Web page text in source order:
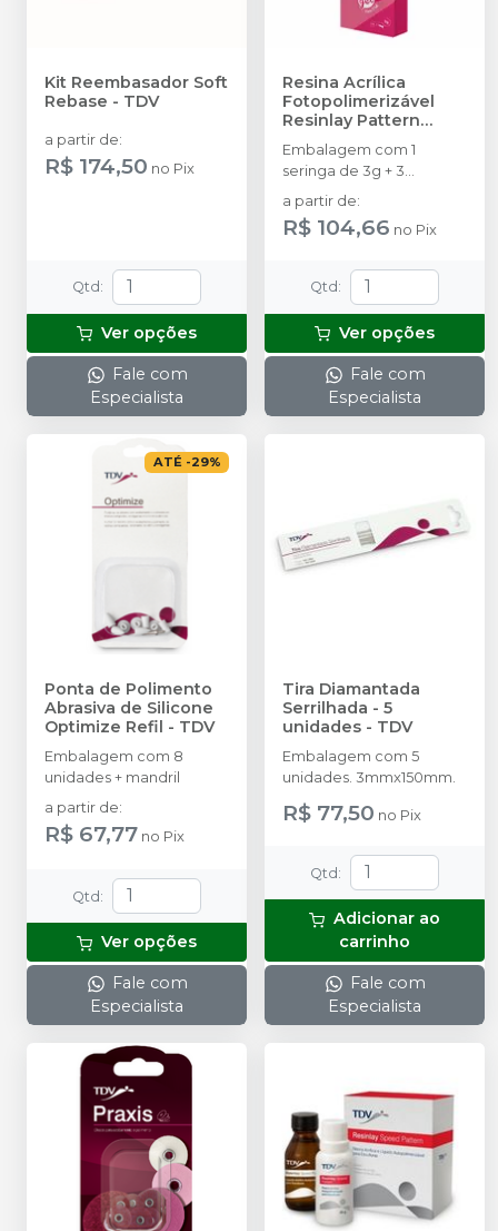
Kit Reembasador Soft
Rebase - TDV
a partir de:
R$ 174,50 no Pix
Qtd :
Ver opções
Fale com
Especialista
Resina Acrílica
Fotopolimerizável
Resinlay Pattern
Photo Gel
Embalagem com 1
seringa de 3g + 3
ponteiras.
a partir de:
R$ 104,66 no Pix
Qtd :
Ver opções
Fale com
Especialista
ATÉ -29%
Ponta de Polimento
Abrasiva de Silicone
Optimize Refil - TDV
Embalagem com 8
unidades + mandril
a partir de:
R$ 67,77 no Pix
Qtd :
Ver opções
Fale com
Especialista
Tira Diamantada
Serrilhada - 5
unidades - TDV
Embalagem com 5
unidades. 3mmx150mm.
R$ 77,50 no Pix
Qtd :
Adicionar ao
carrinho
Fale com
Especialista